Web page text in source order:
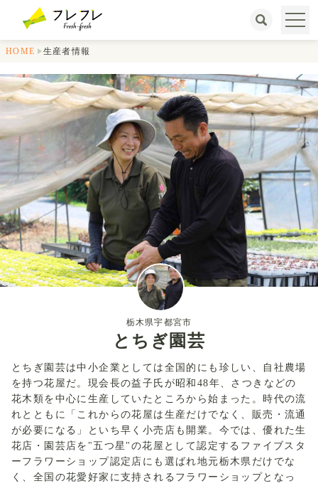
HOME 生産者情報
栃木県宇都宮市
とちぎ園芸
とちぎ園芸は中小企業としては全国的にも珍しい、自社農場
を持つ花屋だ。現会長の益子氏が昭和48年、さつきなどの
花木類を中心に生産していたところから始まった。時代の流
れとともに「これからの花屋は生産だけでなく、販売・流通
が必要になる」といち早く小売店も開業。今では、優れた生
花店・園芸店を"五つ星"の花屋として認定するファイブスタ
ーフラワーショップ認定店にも選ばれ地元栃木県だけでな
く、全国の花愛好家に支持されるフラワーショップとなっ